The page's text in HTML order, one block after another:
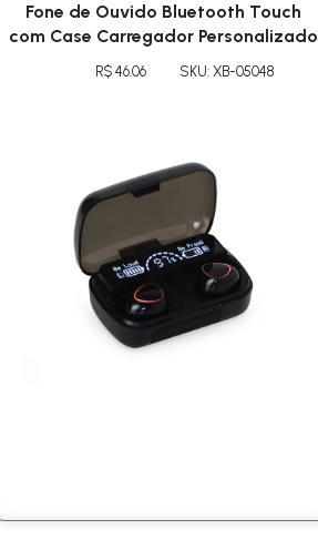
Fone de Ouvido Bluetooth Touch
com Case Carregador Personalizado
R$ 46.06 SKU: XB-05048